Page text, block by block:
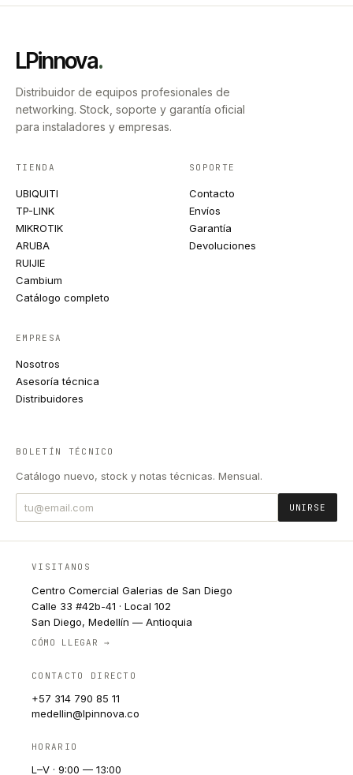
LPinnova.
Distribuidor de equipos profesionales de
networking. Stock, soporte y garantía oficial
para instaladores y empresas.
TIENDA
UBIQUITI
TP-LINK
MIKROTIK
ARUBA
RUIJIE
Cambium
Catálogo completo
SOPORTE
Contacto
Envíos
Garantía
Devoluciones
EMPRESA
Nosotros
Asesoría técnica
Distribuidores
BOLETÍN TÉCNICO
Catálogo nuevo, stock y notas técnicas. Mensual.
UNIRSE
VISITANOS
Centro Comercial Galerias de San Diego
Calle 33 #42b-41 · Local 102
San Diego, Medellín — Antioquia
CÓMO LLEGAR →
CONTACTO DIRECTO
+57 314 790 85 11
medellin@lpinnova.co
HORARIO
L–V · 9:00 — 13:00